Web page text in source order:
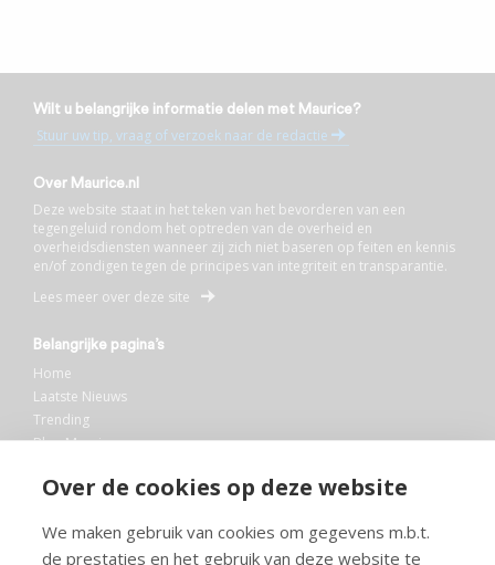
Over de cookies op deze website
We maken gebruik van cookies om gegevens m.b.t.
de prestaties en het gebruik van deze website te
Wilt u belangrijke informatie delen met Maurice?
Stuur uw tip, vraag of verzoek naar de redactie
Over Maurice.nl
Deze website staat in het teken van het bevorderen van een
tegengeluid rondom het optreden van de overheid en
overheidsdiensten wanneer zij zich niet baseren op feiten en kennis
en/of zondigen tegen de principes van integriteit en transparantie.
Lees meer over deze site
Belangrijke pagina’s
Home
Laatste Nieuws
Trending
Blog Maurice
Bibliotheek
Info en service